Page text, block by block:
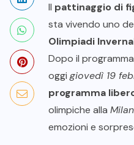
Il pattinaggio di
sta vivendo uno
Olimpiadi
Dopo il
oggigiovedì 19
programma
olimpiche alla
emozioni e